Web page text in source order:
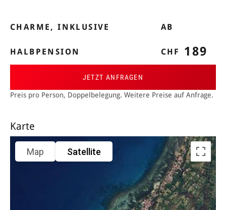
CHARME, INKLUSIVE
HALBPENSION
AB
CHF 189
JETZT ANFRAGEN
Preis pro Person, Doppelbelegung. Weitere Preise auf Anfrage.
Karte
Map Satellite